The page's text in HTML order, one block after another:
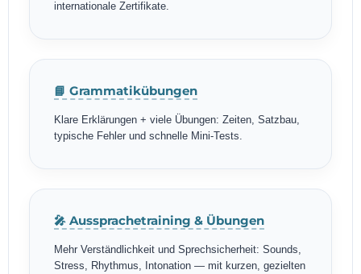
internationale Zertifikate.
📘 Grammatikübungen
Klare Erklärungen + viele Übungen: Zeiten, Satzbau,
typische Fehler und schnelle Mini-Tests.
🎤 Aussprachetraining & Übungen
Mehr Verständlichkeit und Sprechsicherheit: Sounds,
Stress, Rhythmus, Intonation — mit kurzen, gezielten